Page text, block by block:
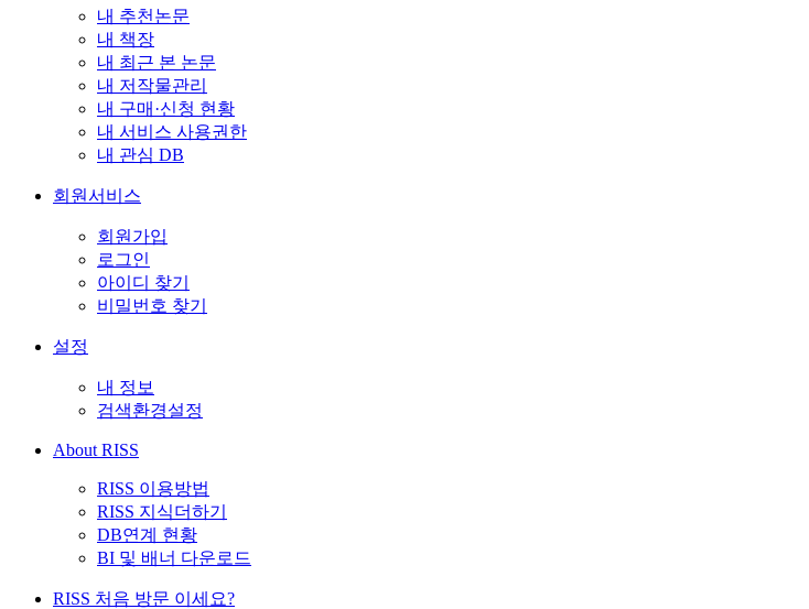
내 추천논문
내 책장
내 최근 본 논문
내 저작물관리
내 구매·신청 현황
내 서비스 사용권한
내 관심 DB
회원서비스
회원가입
로그인
아이디 찾기
비밀번호 찾기
설정
내 정보
검색환경설정
About RISS
RISS 이용방법
RISS 지식더하기
DB연계 현황
BI 및 배너 다운로드
RISS 처음 방문 이세요?